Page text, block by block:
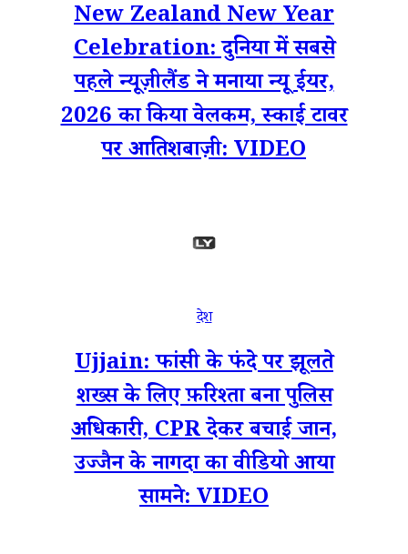
New Zealand New Year
Celebration: दुनिया में सबसे
पहले न्यूज़ीलैंड ने मनाया न्यू ईयर,
2026 का किया वेलकम, स्काई टावर
पर आतिशबाज़ी: VIDEO
देश
Ujjain: फांसी के फंदे पर झूलते
शख्स के लिए फ़रिश्ता बना पुलिस
अधिकारी, CPR देकर बचाई जान,
उज्जैन के नागदा का वीडियो आया
सामने: VIDEO